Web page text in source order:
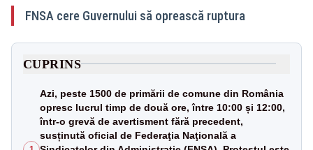
FNSA cere Guvernului să oprească ruptura
CUPRINS
Azi, peste 1500 de primării de comune din România
opresc lucrul timp de două ore, între 10:00 și 12:00,
într-o grevă de avertisment fără precedent,
susținută oficial de Federaţia Naţională a